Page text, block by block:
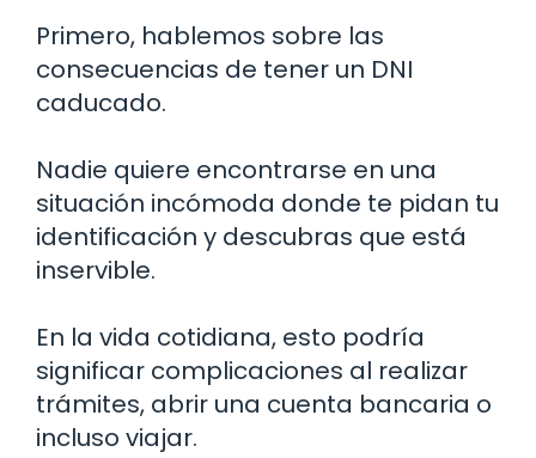
Primero, hablemos sobre las
consecuencias de tener un DNI
caducado.
Nadie quiere encontrarse en una
situación incómoda donde te pidan tu
identificación y descubras que está
inservible.
En la vida cotidiana, esto podría
significar complicaciones al realizar
trámites, abrir una cuenta bancaria o
incluso viajar.